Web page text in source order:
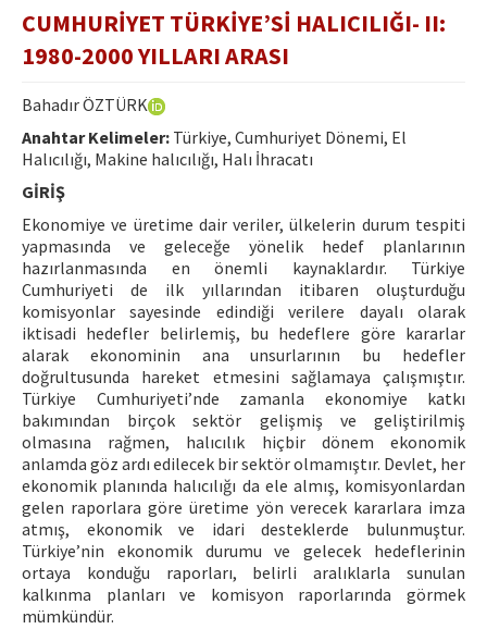
Yayın ve Editör Kurulu
Hakem Rehberi
Yayın Politikaları
İletişim
CUMHURİYET TÜRKİYE’Sİ HALICILIĞI- II:
1980-2000 YILLARI ARASI
Bahadır ÖZTÜRK
Anahtar Kelimeler: Türkiye, Cumhuriyet Dönemi, El
Halıcılığı, Makine halıcılığı, Halı İhracatı
GİRİŞ
Ekonomiye ve üretime dair veriler, ülkelerin durum tespiti
yapmasında ve geleceğe yönelik hedef planlarının
hazırlanmasında en önemli kaynaklardır. Türkiye
Cumhuriyeti de ilk yıllarından itibaren oluşturduğu
komisyonlar sayesinde edindiği verilere dayalı olarak
iktisadi hedefler belirlemiş, bu hedeflere göre kararlar
alarak ekonominin ana unsurlarının bu hedefler
doğrultusunda hareket etmesini sağlamaya çalışmıştır.
Türkiye Cumhuriyeti’nde zamanla ekonomiye katkı
bakımından birçok sektör gelişmiş ve geliştirilmiş
olmasına rağmen, halıcılık hiçbir dönem ekonomik
anlamda göz ardı edilecek bir sektör olmamıştır. Devlet, her
ekonomik planında halıcılığı da ele almış, komisyonlardan
gelen raporlara göre üretime yön verecek kararlara imza
atmış, ekonomik ve idari desteklerde bulunmuştur.
Türkiye’nin ekonomik durumu ve gelecek hedeflerinin
ortaya konduğu raporları, belirli aralıklarla sunulan
kalkınma planları ve komisyon raporlarında görmek
mümkündür.